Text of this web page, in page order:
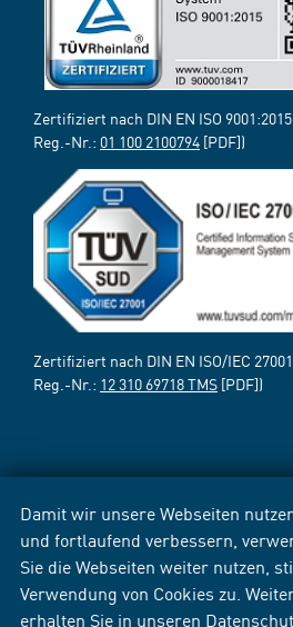
Damit wir unsere Webseiten
und fortlaufend verbessern,
Sie die Webseiten weiter nutzen,
Verwendung von Cookies zu.
erhalten Sie in unseren
Zertifiziert nach DIN EN ISO
Reg.-Nr.: 01 100 2100794 [PDF])
Zertifiziert nach DIN EN ISO/IEC
Reg.-Nr.: 12 310 69718 TMS [PDF])